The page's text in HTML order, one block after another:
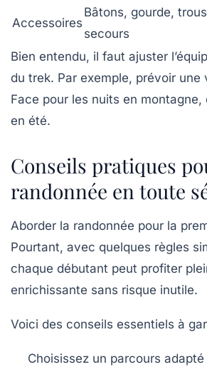
Accessoires
Bâtons, gourde,
secours
Bien entendu, il faut ajuster
du trek. Par exemple, prévoir
Face pour les nuits en
en été.
Conseils pratiques
randonnée en toute
Aborder la randonnée pour la
Pourtant, avec quelques règles
chaque débutant peut profiter
enrichissante sans risque inutile.
Voici des conseils essentiels à
Choisissez un parcours